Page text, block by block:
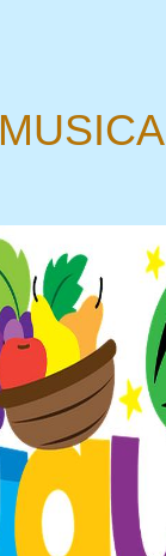
MUSICA